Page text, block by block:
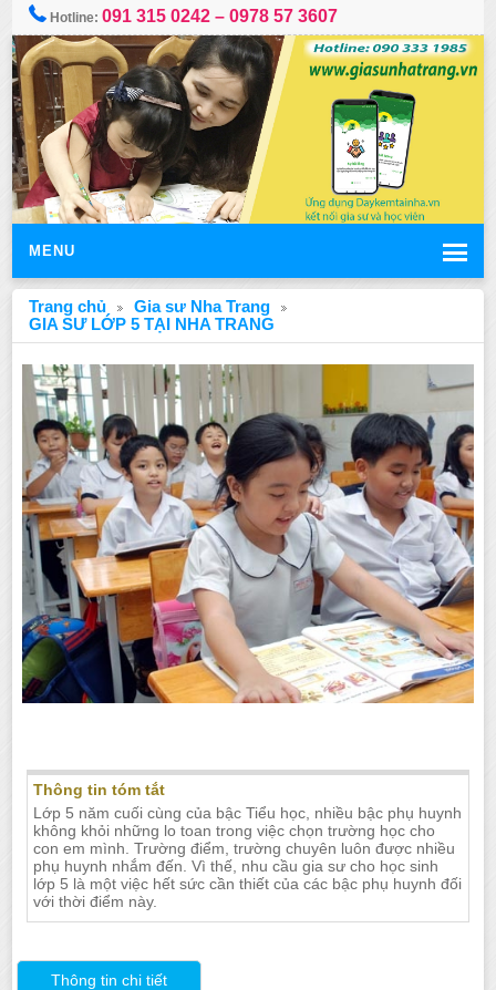
Hotline:091 315 0242 – 0978 57 3607
MENU
Trang chủ
Gia sư Nha Trang
GIA SƯ LỚP 5 TẠI NHA TRANG
Thông tin tóm tắt
Lớp 5 năm cuối cùng của bậc Tiểu học, nhiều bậc phụ huynh
không khỏi những lo toan trong việc chọn trường học cho
con em mình. Trường điểm, trường chuyên luôn được nhiều
phụ huynh nhắm đến. Vì thế, nhu cầu gia sư cho học sinh
lớp 5 là một việc hết sức cần thiết của các bậc phụ huynh đối
với thời điểm này.
Thông tin chi tiết